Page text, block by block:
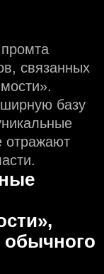
связанных
базу
отражают
обычного